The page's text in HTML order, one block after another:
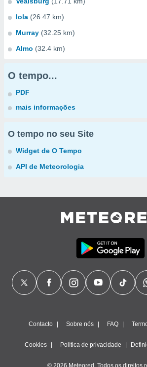
Iola (26.47 km)
Murray (32.25 km)
Almo (32.4 km)
O tempo...
PDF
mais informações
O tempo no seu Site
Widget de O Tempo
API de Meteorologia
Contacto Sobre nós FAQ
Cookies Política de privacidade
© 2026 Meteored. Todos os direitos